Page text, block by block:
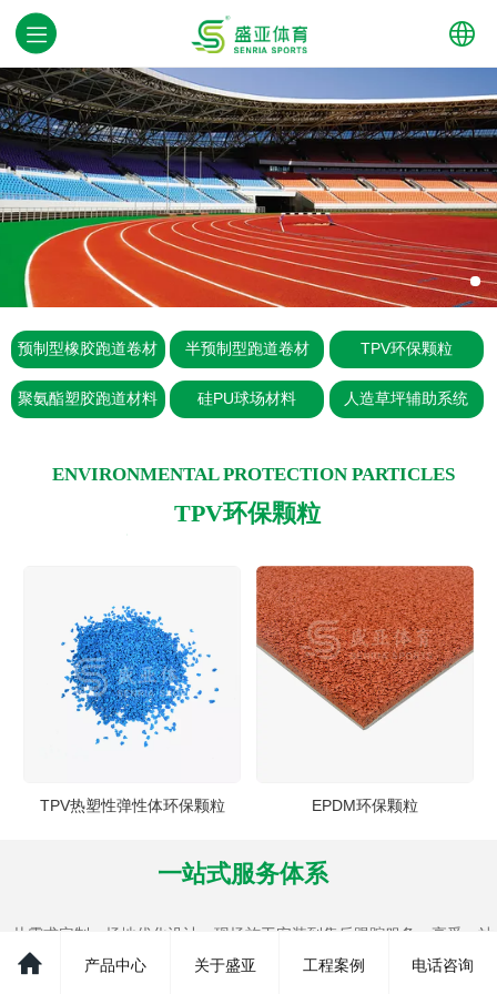
中文
English
预制型橡胶跑道卷材 半预制型跑道卷材 TPV环保颗粒
聚氨酯塑胶跑道材料 人造草坪辅助系统
硅PU球场材料
ENVIRONMENTAL PROTECTION PARTICLES
TPV环保颗粒
TPV热塑性弹性体环保颗粒 EPDM环保颗粒
一站式服务体系
从需求定制、场地优化设计、现场施工安装到售后跟踪服务，享受一站
式销售服务
产品中心 关于盛亚 工程案例 电话咨询